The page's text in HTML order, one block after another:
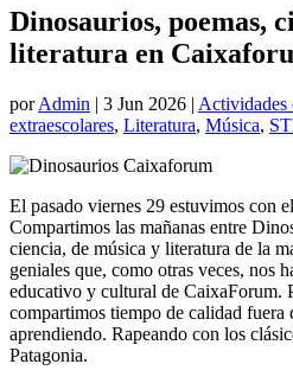
Dinosaurios, poemas,
literatura en
porAdmin | 3 Jun 2026 | Actividades
extraescolares, Literatura, Música,
El pasado viernes 29 estuvimos con
Compartimos las mañanas entre
ciencia, de música y literatura de la
geniales que, como otras veces, nos
educativo y cultural de CaixaForum.
compartimos tiempo de calidad fuera
aprendiendo. Rapeando con los
Patagonia.